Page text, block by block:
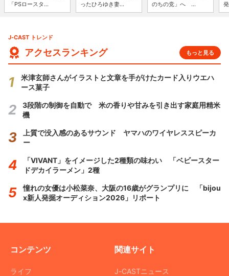
「PSロースタ...
ったひろゆき妻...
のちの党」へ ...
J-CAST トレンド
アクセスランキング もっと見る
米津玄師さんがイラストと文章を手がけたカード入りウエハ
ース菓子
3段階の制御を自動で 米の香りや甘みを引き出す家庭用精米
機
上質で没入感のあるサウンド ヤマハのワイヤレススピーカ
ー
「VIVANT」をイメージした2種類の味わい 「ベビースター
ドデカイラーメン」2種
憧れの女優は小松菜奈、大阪の16歳がグランプリに 「bijou
x新人発掘オーディション2026」リポート
コンテンツ
ライフ
関連サイト
J-CASTニュース